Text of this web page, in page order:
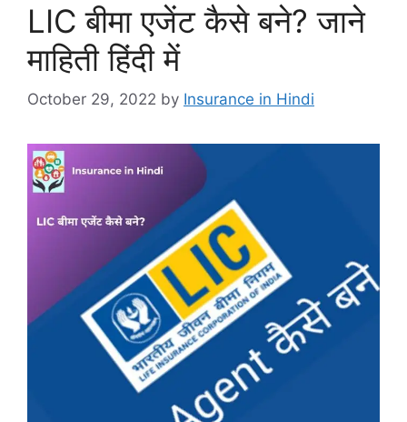
LIC बीमा एजेंट कैसे बने? जाने
माहिती हिंदी में
October 29, 2022 by Insurance in Hindi